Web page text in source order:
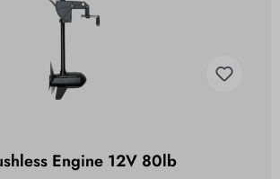
Engine 12V 80lb